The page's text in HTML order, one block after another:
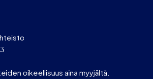
oikeellisuus aina myyjältä.